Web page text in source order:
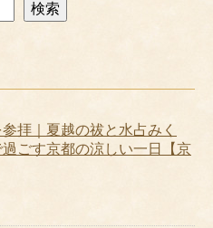
検索
拝｜夏越の祓と水占みく
過ごす京都の涼しい一日【京